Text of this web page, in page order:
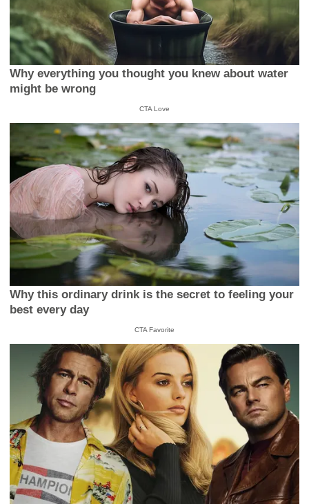
Why everything you thought you knew about water
might be wrong
CTA Love
Why this ordinary drink is the secret to feeling your
best every day
CTA Favorite